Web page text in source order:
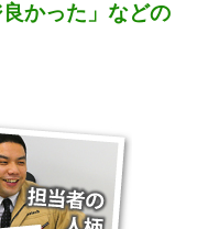
かった」などの